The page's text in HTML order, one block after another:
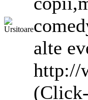
alte
http://